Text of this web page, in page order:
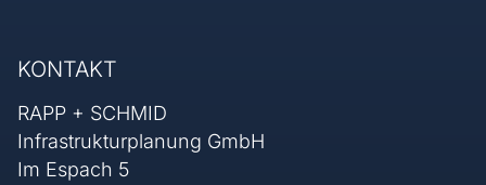
KONTAKT
RAPP + SCHMID
Infrastrukturplanung GmbH
Im Espach 5